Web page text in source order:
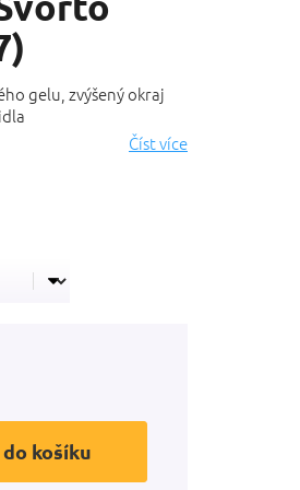
gelu, zvýšený okraj
Číst více
košíku